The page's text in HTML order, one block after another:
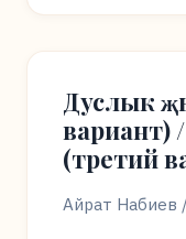
Дуслык
вариант)
(третий
Айрат Набиев